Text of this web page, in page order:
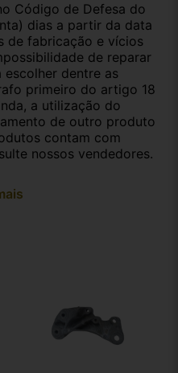
Código de Defesa do
dias a partir da data
de fabricação e vícios
de reparar
dentre as
primeiro do artigo 18
a utilização do
de outro produto
contam com
nossos vendedores.